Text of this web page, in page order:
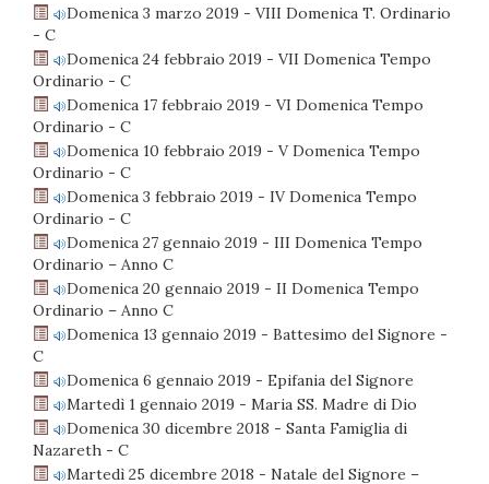
Domenica 3 marzo 2019 - VIII Domenica T. Ordinario
- C
Domenica 24 febbraio 2019 - VII Domenica Tempo
Ordinario - C
Domenica 17 febbraio 2019 - VI Domenica Tempo
Ordinario - C
Domenica 10 febbraio 2019 - V Domenica Tempo
Ordinario - C
Domenica 3 febbraio 2019 - IV Domenica Tempo
Ordinario - C
Domenica 27 gennaio 2019 - III Domenica Tempo
Ordinario – Anno C
Domenica 20 gennaio 2019 - II Domenica Tempo
Ordinario – Anno C
Domenica 13 gennaio 2019 - Battesimo del Signore -
C
Domenica 6 gennaio 2019 - Epifania del Signore
Martedì 1 gennaio 2019 - Maria SS. Madre di Dio
Domenica 30 dicembre 2018 - Santa Famiglia di
Nazareth - C
Martedì 25 dicembre 2018 - Natale del Signore –